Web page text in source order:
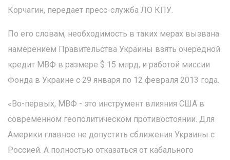
Корчагин, передает пресс-служба ЛО КПУ.
По его словам, необходимость в таких мерах вызвана
намерением Правительства Украины взять очередной
кредит МВФ в размере $ 15 млрд, и работой миссии
Фонда в Украине с 29 января по 12 февраля 2013 года.
«Во-первых, МВФ - это инструмент влияния США в
современном геополитическом противостоянии. Для
Америки главное не допустить сближения Украины с
Россией. А полностью отказаться от кабального